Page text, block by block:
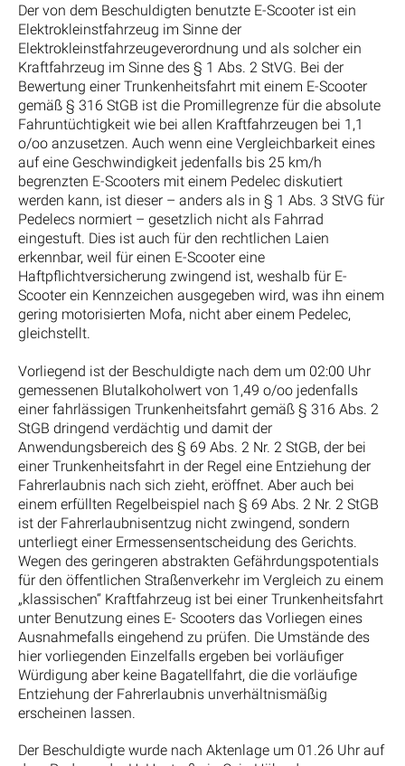
Der von dem Beschuldigten benutzte E-Scooter ist ein
Elektrokleinstfahrzeug im Sinne der
Elektrokleinstfahrzeugeverordnung und als solcher ein
Kraftfahrzeug im Sinne des § 1 Abs. 2 StVG. Bei der
Bewertung einer Trunkenheitsfahrt mit einem E-Scooter
gemäß § 316 StGB ist die Promillegrenze für die absolute
Fahruntüchtigkeit wie bei allen Kraftfahrzeugen bei 1,1
o/oo anzusetzen. Auch wenn eine Vergleichbarkeit eines
auf eine Geschwindigkeit jedenfalls bis 25 km/h
begrenzten E-Scooters mit einem Pedelec diskutiert
werden kann, ist dieser – anders als in § 1 Abs. 3 StVG für
Pedelecs normiert – gesetzlich nicht als Fahrrad
eingestuft. Dies ist auch für den rechtlichen Laien
erkennbar, weil für einen E-Scooter eine
Haftpflichtversicherung zwingend ist, weshalb für E-
Scooter ein Kennzeichen ausgegeben wird, was ihn einem
gering motorisierten Mofa, nicht aber einem Pedelec,
gleichstellt.
Vorliegend ist der Beschuldigte nach dem um 02:00 Uhr
gemessenen Blutalkoholwert von 1,49 o/oo jedenfalls
einer fahrlässigen Trunkenheitsfahrt gemäß § 316 Abs. 2
StGB dringend verdächtig und damit der
Anwendungsbereich des § 69 Abs. 2 Nr. 2 StGB, der bei
einer Trunkenheitsfahrt in der Regel eine Entziehung der
Fahrerlaubnis nach sich zieht, eröffnet. Aber auch bei
einem erfüllten Regelbeispiel nach § 69 Abs. 2 Nr. 2 StGB
ist der Fahrerlaubnisentzug nicht zwingend, sondern
unterliegt einer Ermessensentscheidung des Gerichts.
Wegen des geringeren abstrakten Gefährdungspotentials
für den öffentlichen Straßenverkehr im Vergleich zu einem
„klassischen“ Kraftfahrzeug ist bei einer Trunkenheitsfahrt
unter Benutzung eines E- Scooters das Vorliegen eines
Ausnahmefalls eingehend zu prüfen. Die Umstände des
hier vorliegenden Einzelfalls ergeben bei vorläufiger
Würdigung aber keine Bagatellfahrt, die die vorläufige
Entziehung der Fahrerlaubnis unverhältnismäßig
erscheinen lassen.
Der Beschuldigte wurde nach Aktenlage um 01.26 Uhr auf